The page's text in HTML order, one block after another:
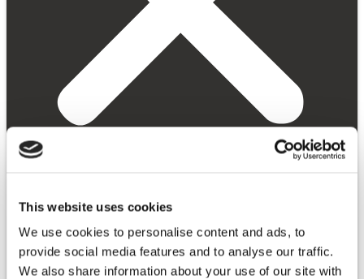
This website uses cookies
We use cookies to personalise content and ads, to
provide social media features and to analyse our traffic.
We also share information about your use of our site with
为什么选择阿卡迪亚